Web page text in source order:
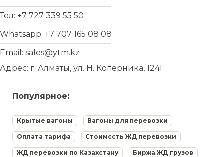
Тел: +7 727 339 55 50
Whatsapp: +7 707 165 08 08
Email: sales@ytm.kz
Адрес: г. Алматы, ул. Н. Коперника, 124Г
Популярное:
Крытые вагоны Вагоны для перевозки
Оплата тарифа Стоимость ЖД перевозки
ЖД перевозки по Казахстану Биржа ЖД грузов